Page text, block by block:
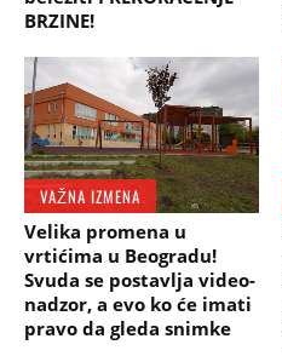
BRZINE!
VAŽNA IZMENA
Velika promena u
vrtićima u Beogradu!
Svuda se postavlja video-
nadzor, a evo ko će imati
pravo da gleda snimke